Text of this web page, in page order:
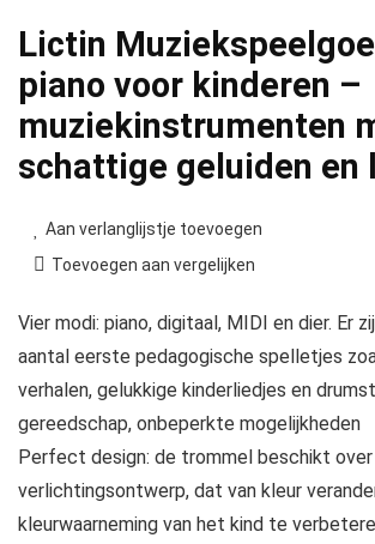
Lictin
piano voor kinderen –
muziekinstrumenten
schattige geluiden en
Aan verlanglijstje toevoegen
Toevoegen aan vergelijken
Vier modi: piano, digitaal, MIDI en dier. Er
aantal eerste pedagogische spelletjes
verhalen, gelukkige kinderliedjes en
gereedschap, onbeperkte mogelijkheden
Perfect design: de trommel beschikt over
verlichtingsontwerp, dat van kleur
kleurwaarneming van het kind te